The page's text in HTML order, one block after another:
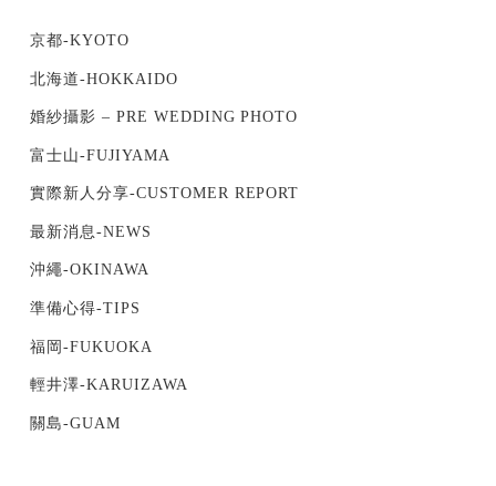
京都-KYOTO
北海道-HOKKAIDO
婚紗攝影 – PRE WEDDING PHOTO
富士山-FUJIYAMA
實際新人分享-CUSTOMER REPORT
最新消息-NEWS
沖繩-OKINAWA
準備心得-TIPS
福岡-FUKUOKA
輕井澤-KARUIZAWA
關島-GUAM